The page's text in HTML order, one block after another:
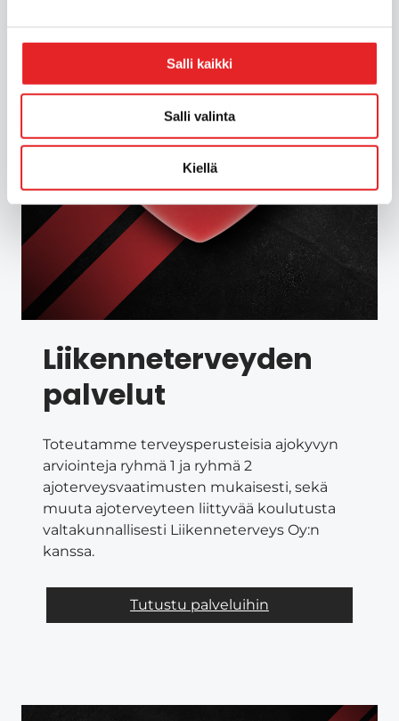
Salli kaikki
Salli valinta
Kiellä
Liikenneterveyden
palvelut
Toteutamme terveysperusteisia ajokyvyn
arviointeja ryhmä 1 ja ryhmä 2
ajoterveysvaatimusten mukaisesti, sekä
muuta ajoterveyteen liittyvää koulutusta
valtakunnallisesti Liikenneterveys Oy:n
kanssa.
Tutustu palveluihin